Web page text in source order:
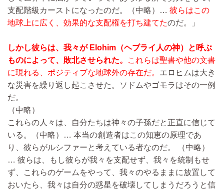
支配階級カーストになったのだ。
（中略）… 彼らはこの
地球上に広く、効果的な支配権を打ち建てたのだ。」
しかし彼らは、我々が Elohim（ヘブライ人の神）と呼ぶ
ものによって、敗北させられた。
これらは聖書や他の文書
に現れる、ポジティブな地球外の存在だ。 エロヒムは大き
な災害を繰り返し起こさせた。ソドムやゴモラはその一例
だ。
（中略）
これらの人々は、自分たちは神々の子孫だと正直に信じて
いる。
（中略）… 本当の創造者はこの知恵の原理であ
り、彼らがルシファーと考えている者なのだ。
（中略）
… 彼らは、もし彼らが我々を支配せず、我々を統制もせ
ず、これらのゲームをやって、我々のやるままに放置して
おいたら、我々は自分の惑星を破壊してしまうだろうと信